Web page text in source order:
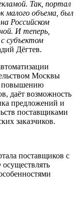
Так, портал
малого объема, был
Российском
И теперь,
субъектом
Дёгтев.
Москвы
повышению
даёт возможность
предложений и
поставщиками
заказчиков.
поставщиков с
осуществлять